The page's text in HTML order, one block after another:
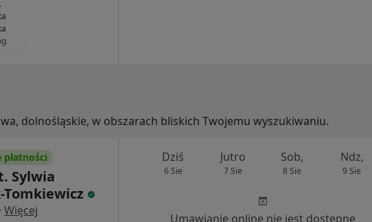
dolnośląskie, w obszarach bliskich Twojemu wyszukiwaniu.
płatności
Sylwia
Tomkiewicz
· Więcej
Dziś
6 Sie
Jutro
7 Sie
Sob,
8 Sie
Ndz,
9 Sie
Umawianie online nie jest dostępne